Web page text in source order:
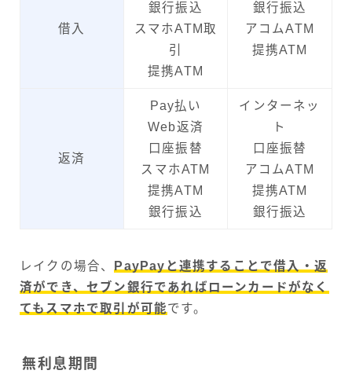
借入
銀行振込
スマホATM取
引
提携ATM
銀行振込
アコムATM
提携ATM
返済
Pay払い
Web返済
口座振替
スマホATM
提携ATM
銀行振込
インターネッ
ト
口座振替
アコムATM
提携ATM
銀行振込
レイクの場合、
PayPayと連携することで借入・返
済ができ、セブン銀行であればローンカードがなく
てもスマホで取引が可能です。
無利息期間